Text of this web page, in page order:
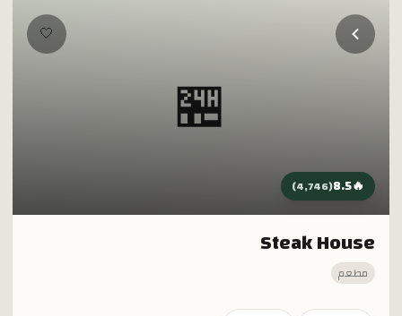
تخطي إلى المحتوى الرئيسي
🏪
🤍
🔥
8.5
(
4,746
)
Steak House
مطعم